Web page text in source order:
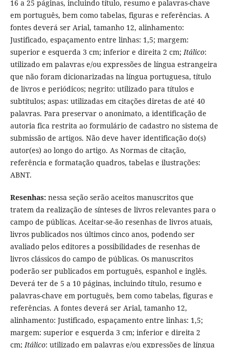
16 a 25 páginas, incluindo título, resumo e palavras-chave
em português, bem como tabelas, figuras e referências. A
fontes deverá ser Arial, tamanho 12, alinhamento:
Justificado, espaçamento entre linhas: 1,5; margem:
superior e esquerda 3 cm; inferior e direita 2 cm;Itálico:
utilizado em palavras e/ou expressões de língua estrangeira
que não foram dicionarizadas na língua portuguesa, título
de livros e periódicos; negrito: utilizado para títulos e
subtítulos; aspas: utilizadas em citações diretas de até 40
palavras. Para preservar o anonimato, a identificação de
autoria fica restrita ao formulário de cadastro no sistema de
submissão de artigos. Não deve haver identificação do(s)
autor(es) ao longo do artigo. As Normas de citação,
referência e formatação quadros, tabelas e ilustrações:
ABNT.
Resenhas:nessa seção serão aceitos manuscritos que
tratem da realização de sínteses de livros relevantes para o
campo de públicas. Aceitar-se-ão resenhas de livros atuais,
livros publicados nos últimos cinco anos, podendo ser
avaliado pelos editores a possibilidades de resenhas de
livros clássicos do campo de públicas. Os manuscritos
poderão ser publicados em português, espanhol e inglês.
Deverá ter de 5 a 10 páginas, incluindo título, resumo e
palavras-chave em português, bem como tabelas, figuras e
referências. A fontes deverá ser Arial, tamanho 12,
alinhamento: Justificado, espaçamento entre linhas: 1,5;
margem: superior e esquerda 3 cm; inferior e direita 2
cm;Itálico: utilizado em palavras e/ou expressões de língua